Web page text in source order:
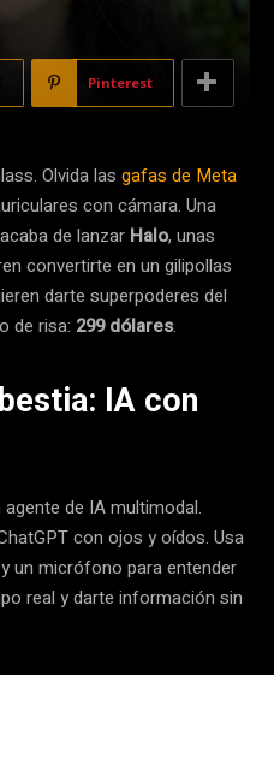
Pinterest
Olvida las gafas de Meta
con cámara. Una
de lanzar Halo, unas
convertirte en un gilipollas
darte superpoderes del
de risa: 299 dólares.
IA con
agente de IA multimodal.
con ojos y oídos. Usa
un micrófono para entender
real y darte información sin